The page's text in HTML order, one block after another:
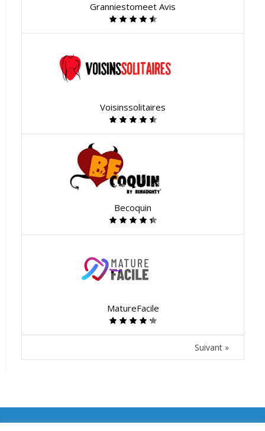
Granniestomeet Avis
Voisinssolitaires
Becoquin
MatureFacile
Suivant »